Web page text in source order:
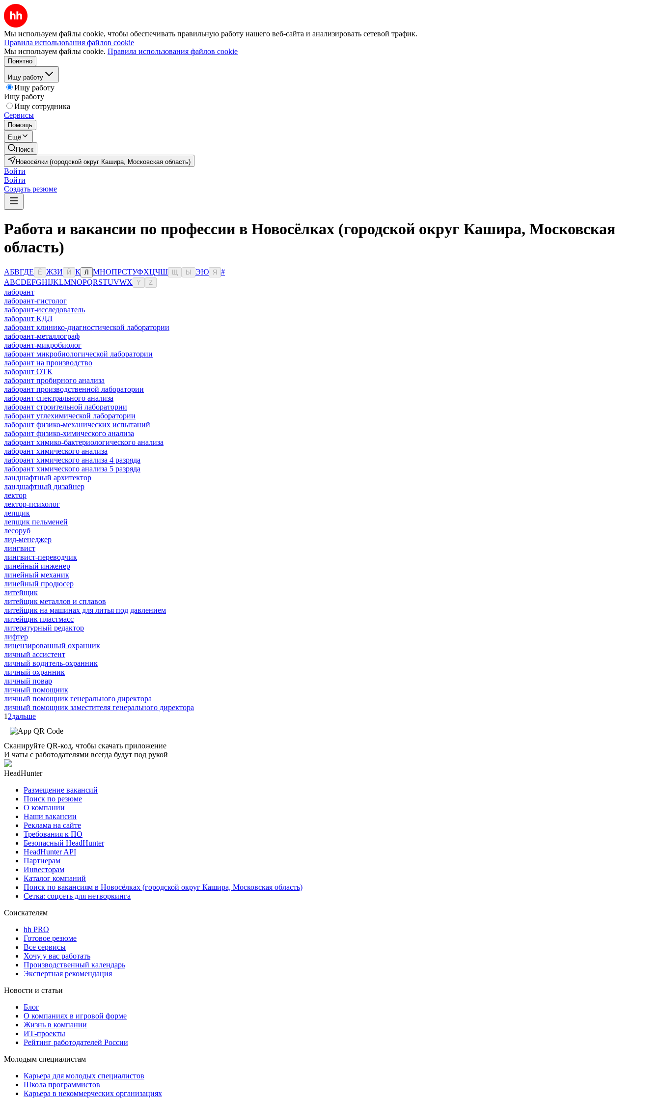
Мы используем файлы cookie, чтобы обеспечивать правильную работу нашего веб-сайта и анализировать сетевой трафик.
Правила использования файлов cookie
Мы используем файлы cookie. Правила использования файлов cookie
Понятно
Ищу работу
Ищу работу
Ищу работу
Ищу сотрудника
Сервисы
Помощь
Ещё
Поиск
Новосёлки (городской округ Кашира, Московская область)
Войти
Войти
Создать резюме
Работа и вакансии по профессии в Новосёлках (городской округ Кашира, Московская
область)
АБВГДЕ Ё ЖЗИ Й К Л МНОПРСТУФХЦЧШ Ы ЭЮ Я
#
ABCDEFGHIJKLMNOPQRSTUVWX Y Z
лаборант
лаборант-гистолог
лаборант-исследователь
лаборант КДЛ
лаборант клинико-диагностической лаборатории
лаборант-металлограф
лаборант-микробиолог
лаборант микробиологической лаборатории
лаборант на производство
лаборант ОТК
лаборант пробирного анализа
лаборант производственной лаборатории
лаборант спектрального анализа
лаборант строительной лаборатории
лаборант углехимической лаборатории
лаборант физико-механических испытаний
лаборант физико-химического анализа
лаборант химико-бактериологического анализа
лаборант химического анализа
лаборант химического анализа 4 разряда
лаборант химического анализа 5 разряда
ландшафтный архитектор
ландшафтный дизайнер
лектор
лектор-психолог
лепщик
лепщик пельменей
лесоруб
лид-менеджер
лингвист
лингвист-переводчик
линейный инженер
линейный механик
линейный продюсер
литейщик
литейщик металлов и сплавов
литейщик на машинах для литья под давлением
литейщик пластмасс
литературный редактор
лифтер
лицензированный охранник
личный ассистент
личный водитель-охранник
личный охранник
личный повар
личный помощник
личный помощник генерального директора
личный помощник заместителя генерального директора
1 2дальше
Сканируйте QR-код, чтобы скачать приложение
И чаты с работодателями всегда будут под рукой
HeadHunter
Размещение вакансий
Поиск по резюме
О компании
Наши вакансии
Реклама на сайте
Требования к ПО
Безопасный HeadHunter
HeadHunter API
Партнерам
Инвесторам
Каталог компаний
Поиск по вакансиям в Новосёлках (городской округ Кашира, Московская область)
Сетка: соцсеть для нетворкинга
Соискателям
hh PRO
Готовое резюме
Все сервисы
Хочу у вас работать
Производственный календарь
Экспертная рекомендация
Новости и статьи
Блог
О компаниях в игровой форме
Жизнь в компании
ИТ-проекты
Рейтинг работодателей России
Молодым специалистам
Карьера для молодых специалистов
Школа программистов
Карьера в некоммерческих организациях